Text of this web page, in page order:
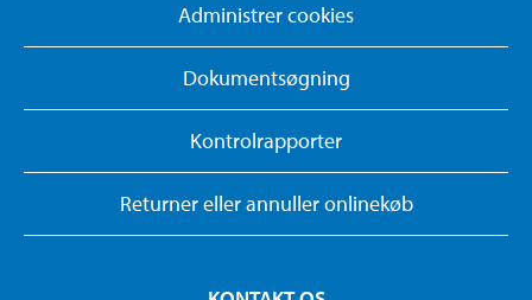
Administrer cookies
Dokumentsøgning
Kontrolrapporter
Returner eller annuller onlinekøb